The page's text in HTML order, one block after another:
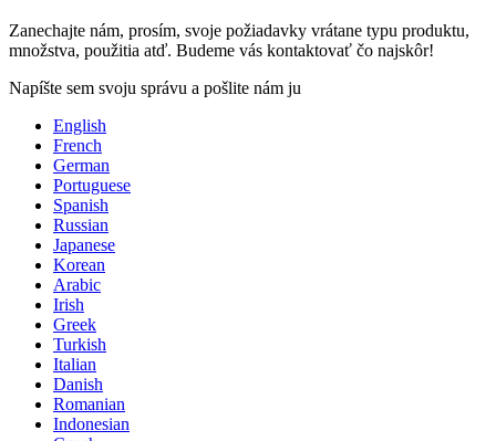
Zanechajte nám, prosím, svoje požiadavky vrátane typu produktu,
množstva, použitia atď. Budeme vás kontaktovať čo najskôr!
Napíšte sem svoju správu a pošlite nám ju
English
French
German
Portuguese
Spanish
Russian
Japanese
Korean
Arabic
Irish
Greek
Turkish
Italian
Danish
Romanian
Indonesian